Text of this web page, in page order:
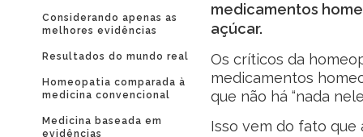
Considerando apenas as
melhores evidências
Resultados do mundo real
Homeopatia comparada à
medicina convencional
Medicina baseada em
evidências
medicamentos
açúcar.
Os críticos da
medicamentos
que não há “nada
Isso vem do fato que